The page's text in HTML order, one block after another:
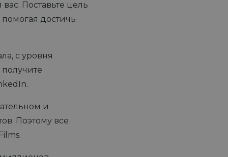
Поставьте цель
достичь
с уровня
и
Поэтому все